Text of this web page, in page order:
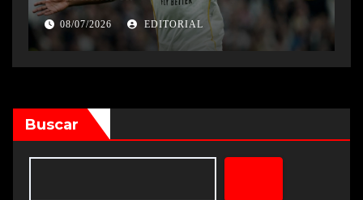
08/07/2026 EDITORIAL
Buscar